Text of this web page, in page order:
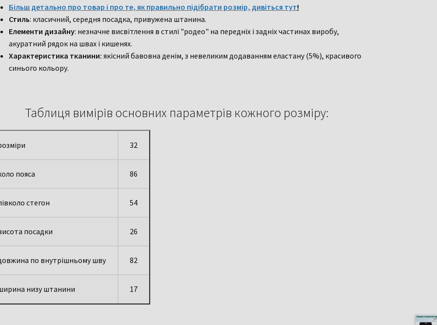
Більш детально про товар і про те, як правильно підібрати розмір, дивіться тут!
Стиль: класичний, середня посадка, привужена штанина.
Елементи дизайну: незначне висвітлення в стилі "родео" на передніх і задніх частинах виробу,
акуратний рядок на швах і кишенях.
Характеристика тканини: якісний бавовна денім, з невеликим додаванням еластану (5%), красивого
синього кольору.
Таблиця вимірів основних параметрів кожного розміру:
32
пояса 86
стегон 54
посадки 26
по внутрішньому шву 82
низу штанини 17